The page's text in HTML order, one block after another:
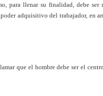
para llenar su finalidad, debe ser
adquisitivo del trabajador, en
que el hombre debe ser el